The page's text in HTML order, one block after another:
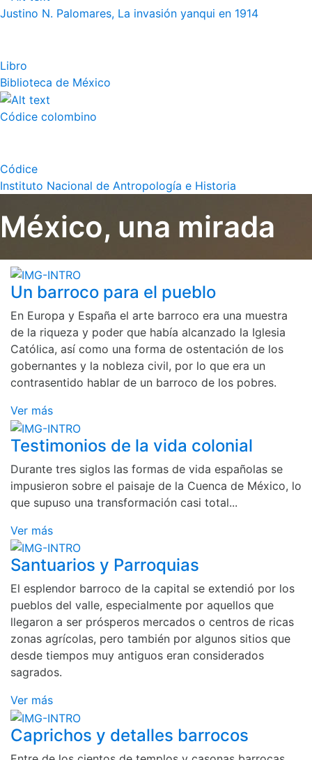
Justino N. Palomares, La invasión yanqui en 1914
Libro
Biblioteca de México
Códice colombino
Códice
Instituto Nacional de Antropología e Historia
México, una mirada
Un barroco para el pueblo
En Europa y España el arte barroco era una muestra
de la riqueza y poder que había alcanzado la Iglesia
Católica, así como una forma de ostentación de los
gobernantes y la nobleza civil, por lo que era un
contrasentido hablar de un barroco de los pobres.
Ver más
Testimonios de la vida colonial
Durante tres siglos las formas de vida españolas se
impusieron sobre el paisaje de la Cuenca de México, lo
que supuso una transformación casi total...
Ver más
Santuarios y Parroquias
El esplendor barroco de la capital se extendió por los
pueblos del valle, especialmente por aquellos que
llegaron a ser prósperos mercados o centros de ricas
zonas agrícolas, pero también por algunos sitios que
desde tiempos muy antiguos eran considerados
sagrados.
Ver más
Caprichos y detalles barrocos